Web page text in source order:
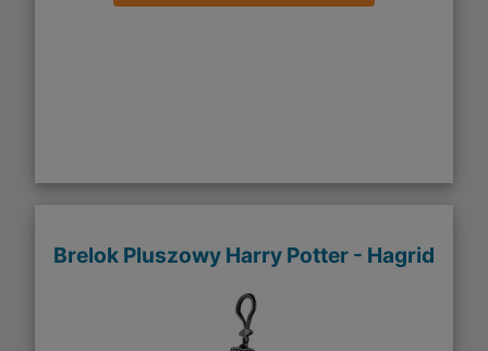
Brelok Pluszowy Harry Potter - Hagrid